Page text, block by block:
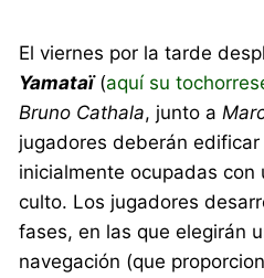
El viernes por la tarde
Yamataï (aquí su
Bruno Cathala, junto a
jugadores deberán
inicialmente ocupadas con
culto. Los jugadores
fases, en las que elegirán
navegación (que